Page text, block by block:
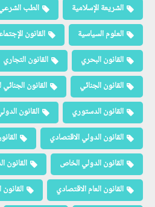
الشريعة الإسلامية
الطب
العلوم السياسية
القانون
القانون البحري
القانون التجاري
القانون الجنائي
القانون الجنائي
القانون الدستوري
القانون
القانون الدولي الاقتصادي
القانون الدولي الخاص
القانون
القانون العام الاقتصادي